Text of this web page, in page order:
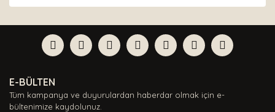
Yorum Yaz
formunu kullanarak tarafımıza iletebilirsiniz.
Görüş ve önerileriniz için teşekkür ederiz.
Ürün açıklamasında eksik bilgiler bulunuyor.
Ürün bilgilerinde hatalar bulunuyor.
E-BÜLTEN
Tüm kampanya ve duyurulardan haberdar olmak için e-
bültenimize kaydolunuz.